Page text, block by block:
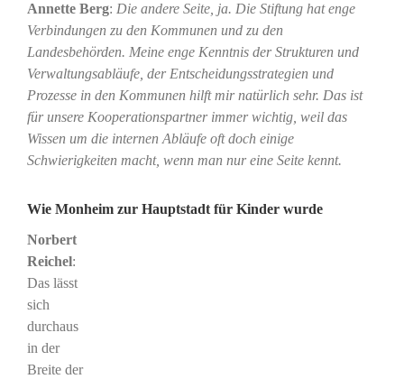
Annette Berg: Die andere Seite, ja. Die Stiftung hat enge
Verbindungen zu den Kommunen und zu den
Landesbehörden. Meine enge Kenntnis der Strukturen und
Verwaltungsabläufe, der Entscheidungsstrategien und
Prozesse in den Kommunen hilft mir natürlich sehr. Das ist
für unsere Kooperationspartner immer wichtig, weil das
Wissen um die internen Abläufe oft doch einige
Schwierigkeiten macht, wenn man nur eine Seite kennt.
Wie Monheim zur Hauptstadt für Kinder wurde
Norbert
Reichel:
Das lässt
sich
durchaus
in der
Breite der